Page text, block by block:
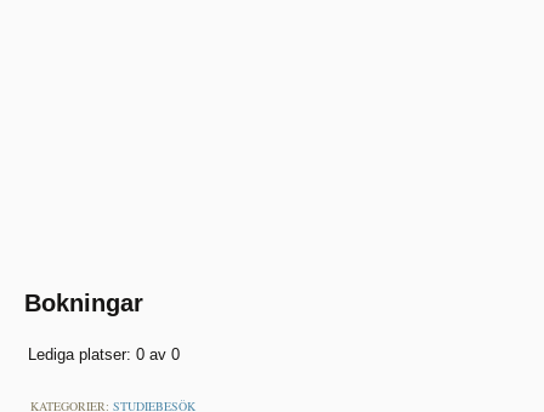
Bokningar
Lediga platser: 0 av 0
KATEGORIER: STUDIEBESÖK